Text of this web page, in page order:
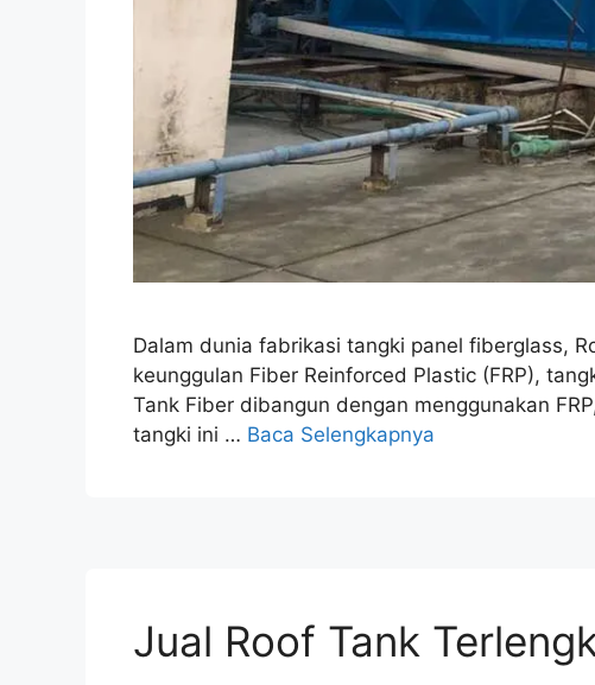
Dalam dunia fabrikasi tangki panel fiberglass,
keunggulan Fiber Reinforced Plastic (FRP),
Tank Fiber dibangun dengan menggunakan
tangki ini … Baca Selengkapnya
Jual Roof Tank